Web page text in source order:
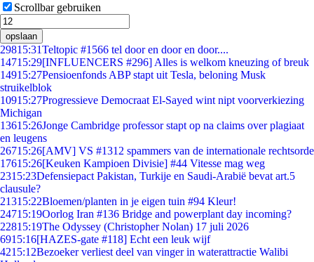
Scrollbar gebruiken
opslaan
29815:31Teltopic #1566 tel door en door en door....
14715:29[INFLUENCERS #296] Alles is welkom kneuzing of breuk
14915:27Pensioenfonds ABP stapt uit Tesla, beloning Musk
struikelblok
10915:27Progressieve Democraat El-Sayed wint nipt voorverkiezing
Michigan
13615:26Jonge Cambridge professor stapt op na claims over plagiaat
en leugens
26715:26[AMV] VS #1312 spammers van de internationale rechtsorde
17615:26[Keuken Kampioen Divisie] #44 Vitesse mag weg
2315:23Defensiepact Pakistan, Turkije en Saudi-Arabië bevat art.5
clausule?
21315:22Bloemen/planten in je eigen tuin #94 Kleur!
24715:19Oorlog Iran #136 Bridge and powerplant day incoming?
22815:19The Odyssey (Christopher Nolan) 17 juli 2026
6915:16[HAZES-gate #118] Echt een leuk wijf
4215:12Bezoeker verliest deel van vinger in waterattractie Walibi